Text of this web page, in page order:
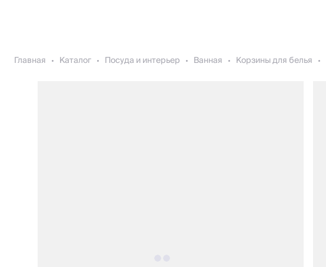
Главная Каталог Посуда и интерьер Ванная Корзины для белья